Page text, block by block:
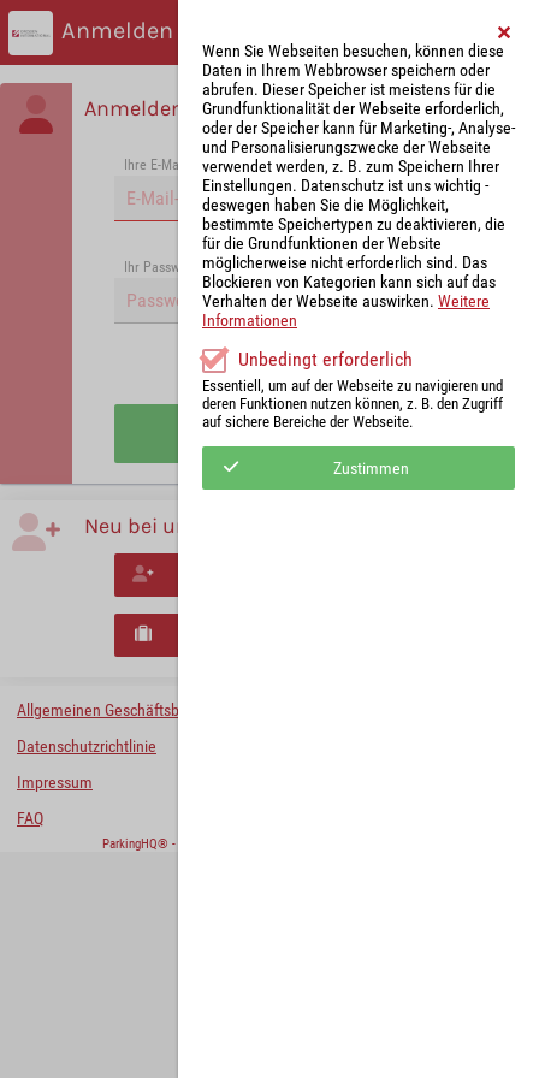
Anmelden
Anmelden
Ihre E-Mail-Adresse *
Passwort vergessen?
Ihr Passwort *
Angemeldet bleiben
Anmelden
Neu bei uns?
Allgemeinen Geschäftsbedingungen
Datenschutzrichtlinie
Impressum
FAQ
ParkingHQ® - eine Lösung von
Wenn Sie Webseiten besuchen, können diese
Daten in Ihrem Webbrowser speichern oder
abrufen. Dieser Speicher ist meistens für die
Grundfunktionalität der Webseite erforderlich,
oder der Speicher kann für Marketing-, Analyse-
und Personalisierungszwecke der Webseite
verwendet werden, z. B. zum Speichern Ihrer
Einstellungen. Datenschutz ist uns wichtig -
deswegen haben Sie die Möglichkeit,
bestimmte Speichertypen zu deaktivieren, die
für die Grundfunktionen der Website
möglicherweise nicht erforderlich sind. Das
Blockieren von Kategorien kann sich auf das
Verhalten der Webseite auswirken. Weitere
Informationen
Unbedingt erforderlich
Essentiell, um auf der Webseite zu navigieren und
deren Funktionen nutzen können, z. B. den Zugriff
auf sichere Bereiche der Webseite.
Zustimmen